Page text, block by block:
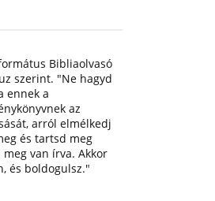
Bibliaolvasó
szerint. "Ne hagyd
ennek a
az
arról elmélkedj
és tartsd meg
van írva. Akkor
és boldogulsz."